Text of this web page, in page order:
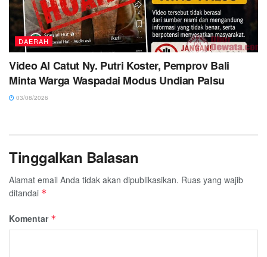
DAERAH
Video AI Catut Ny. Putri Koster, Pemprov Bali
Minta Warga Waspadai Modus Undian Palsu
03/08/2026
Tinggalkan Balasan
Alamat email Anda tidak akan dipublikasikan. Ruas yang wajib
ditandai *
Komentar *